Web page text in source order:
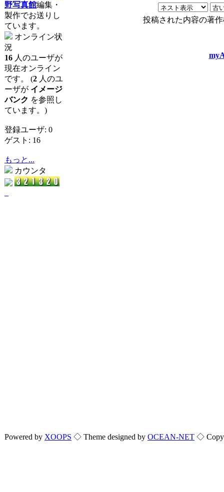
野写真館編集・
製作でお送りし
ています。
オンライン状
況
16 人のユーザが
現在オンライン
です。 (2 人のユ
ーザが イメージ
バンク を参照し
ています。)
登録ユーザ: 0
ゲスト: 16
もっと...
カウンタ
投稿された内容の著
Powered by XOOPS ◇ Theme designed by OCEAN-NET ◇